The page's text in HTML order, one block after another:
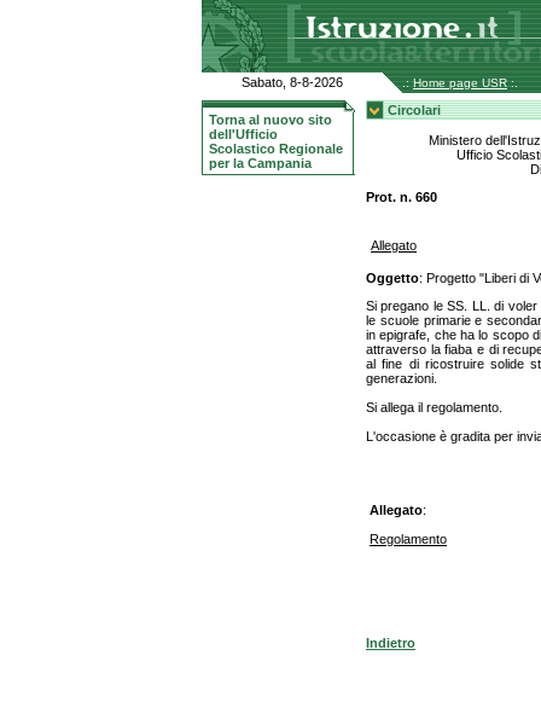
Sabato, 8-8-2026 .: Home page USR :.
Torna al nuovo sito
dell'Ufficio
Scolastico Regionale
per la Campania
Circolari
Ministero
Ufficio
Prot. n. 660
Allegato
Oggetto: Progetto "Liberi di
Si pregano le SS. LL. di
le scuole primarie e
in epigrafe, che ha lo scopo
attraverso la fiaba e di
al fine di ricostruire solide
generazioni.
Si allega il regolamento.
L'occasione è gradita per
Allegato:
Regolamento
Indietro